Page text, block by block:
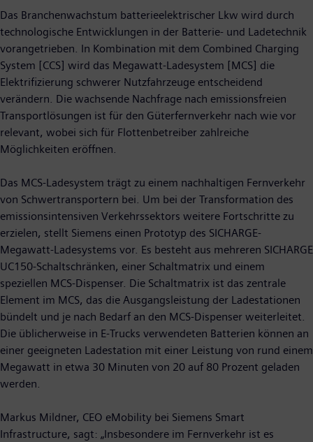
Das Branchenwachstum batterieelektrischer Lkw wird durch
technologische Entwicklungen in der Batterie- und Ladetechnik
vorangetrieben. In Kombination mit dem Combined Charging
System [CCS] wird das Megawatt-Ladesystem [MCS] die
Elektrifizierung schwerer Nutzfahrzeuge entscheidend
verändern. Die wachsende Nachfrage nach emissionsfreien
Transportlösungen ist für den Güterfernverkehr nach wie vor
relevant, wobei sich für Flottenbetreiber zahlreiche
Möglichkeiten eröffnen.
Das MCS-Ladesystem trägt zu einem nachhaltigen Fernverkehr
von Schwertransportern bei. Um bei der Transformation des
emissionsintensiven Verkehrssektors weitere Fortschritte zu
erzielen, stellt Siemens einen Prototyp des SICHARGE-
Megawatt-Ladesystems vor. Es­ besteht aus mehreren SICHARGE
UC150-Schaltschränken, einer Schaltmatrix und einem
speziellen MCS-Dispenser. Die Schaltmatrix ist das zentrale
Element im MCS, das die Ausgangsleistung der Ladestationen
bündelt und je nach Bedarf an den MCS-Dispenser weiterleitet.
Die üblicherweise in E-Trucks verwendeten Batterien können an
einer geeigneten Ladestation mit einer Leistung von rund einem
Megawatt in etwa 30 Minuten von 20 auf 80 Prozent geladen
werden.
Markus Mildner, CEO eMobility bei Siemens Smart
Infrastructure, sagt: „Insbesondere im Fernverkehr ist es